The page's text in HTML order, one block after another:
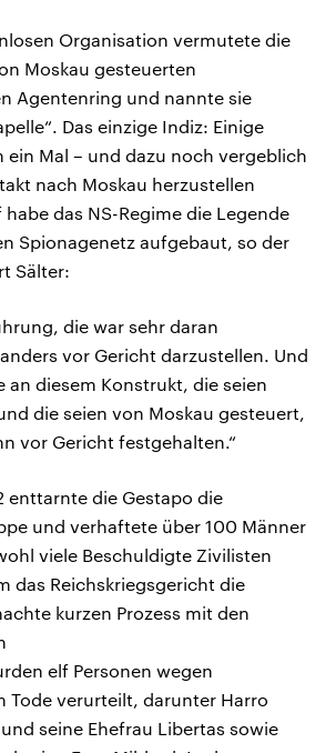
Organisation vermutete die
Moskau gesteuerten
Agentenring und nannte sie
Das einzige Indiz: Einige
ein Mal – und dazu noch vergeblich
nach Moskau herzustellen
das NS-Regime die Legende
Spionagenetz aufgebaut, so der
Sälter:
die war sehr daran
vor Gericht darzustellen. Und
an diesem Konstrukt, die seien
die seien von Moskau gesteuert,
vor Gericht festgehalten.“
enttarnte die Gestapo die
und verhaftete über 100 Männer
viele Beschuldigte Zivilisten
das Reichskriegsgericht die
kurzen Prozess mit den
elf Personen wegen
Tode verurteilt, darunter Harro
seine Ehefrau Libertas sowie